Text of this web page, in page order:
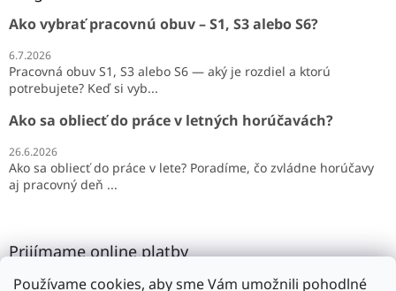
Používame cookies, aby sme Vám umožnili pohodlné
Ako vybrať pracovnú obuv – S1, S3 alebo S6?
6.7.2026
Pracovná obuv S1, S3 alebo S6 — aký je rozdiel a ktorú
potrebujete? Keď si vyb...
Ako sa obliecť do práce v letných horúčavách?
26.6.2026
Ako sa obliecť do práce v lete? Poradíme, čo zvládne horúčavy
aj pracovný deň ...
Prijímame online platby